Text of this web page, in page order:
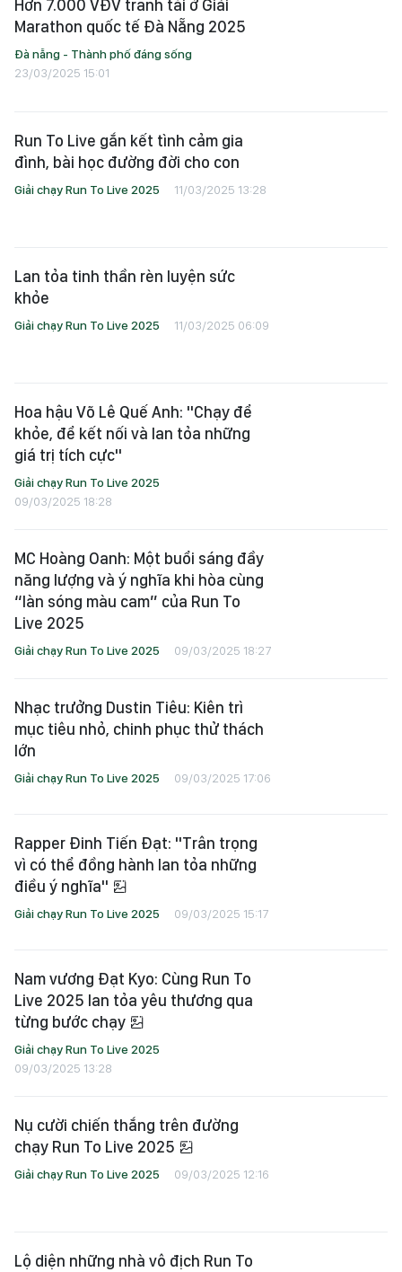
Hơn 7.000 VĐV tranh tài ở Giải
Marathon quốc tế Đà Nẵng 2025
Đà nẵng - Thành phố đáng sống
23/03/2025 15:01
Run To Live gắn kết tình cảm gia
đình, bài học đường đời cho con
Giải chạy Run To Live 2025 11/03/2025 13:28
Lan tỏa tinh thần rèn luyện sức
khỏe
Giải chạy Run To Live 2025 11/03/2025 06:09
Hoa hậu Võ Lê Quế Anh: "Chạy để
khỏe, để kết nối và lan tỏa những
giá trị tích cực"
Giải chạy Run To Live 2025
09/03/2025 18:28
MC Hoàng Oanh: Một buổi sáng đầy
năng lượng và ý nghĩa khi hòa cùng
“làn sóng màu cam” của Run To
Live 2025
Giải chạy Run To Live 2025 09/03/2025 18:27
Nhạc trưởng Dustin Tiêu: Kiên trì
mục tiêu nhỏ, chinh phục thử thách
lớn
Giải chạy Run To Live 2025 09/03/2025 17:06
Rapper Đinh Tiến Đạt: "Trân trọng
vì có thể đồng hành lan tỏa những
điều ý nghĩa"
Giải chạy Run To Live 2025 09/03/2025 15:17
Nam vương Đạt Kyo: Cùng Run To
Live 2025 lan tỏa yêu thương qua
từng bước chạy
Giải chạy Run To Live 2025
09/03/2025 13:28
Nụ cười chiến thắng trên đường
chạy Run To Live 2025
Giải chạy Run To Live 2025 09/03/2025 12:16
Lộ diện những nhà vô địch Run To